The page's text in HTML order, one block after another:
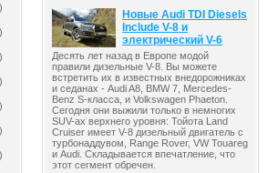
)
)
)
)
)
)
)
Новые Audi TDI Diesels
Include V-8 и
электрический V-6
Десять лет назад в Европе модой
правили дизельные V-8. Вы можете
встретить их в известных внедорожниках
и седанах - Audi A8, BMW 7, Mercedes-
Benz S-класса, и Volkswagen Phaeton.
Сегодня они выжили только в немногих
SUV-ах верхнего уровня: Тойота Land
Cruiser имеет V-8 дизельный двигатель с
турбонаддувом, Range Rover, VW Touareg
и Audi. Складывается впечатление, что
этот сегмент обречен.